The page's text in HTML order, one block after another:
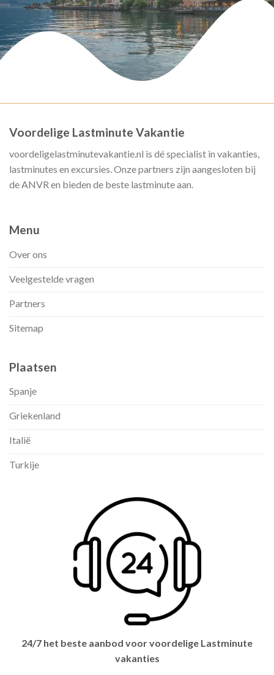
Voordelige Lastminute Vakantie
voordeligelastminutevakantie.nl is dé specialist in vakanties,
lastminutes en excursies. Onze partners zijn aangesloten bij
de ANVR en bieden de beste lastminute aan.
Menu
Over ons
Veelgestelde vragen
Partners
Sitemap
Plaatsen
Spanje
Griekenland
Italië
Turkije
24/7 het beste aanbod voor voordelige Lastminute
vakanties